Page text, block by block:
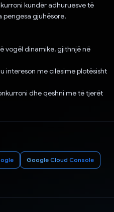
kundër adhuruesve të
pengesa gjuhësore.
vogël dinamike, gjithnjë në
intereson me cilësime plotësisht
dhe qeshni me të tjerët
Google Cloud Console